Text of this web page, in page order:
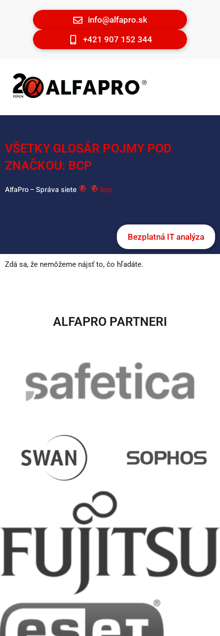
info@alfapro.sk
+421 907 152 344
VŠETKY GLOSÁR POJMY POD
ZNAČKOU: BCP
AlfaPro – Správa siete bcp
Bezplatná IT analýza
Zdá sa, že nemôžeme nájsť to, čo hľadáte.
ALFAPRO PARTNERI​